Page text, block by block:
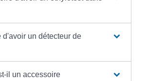
d'avoir un détecteur de
il un accessoire